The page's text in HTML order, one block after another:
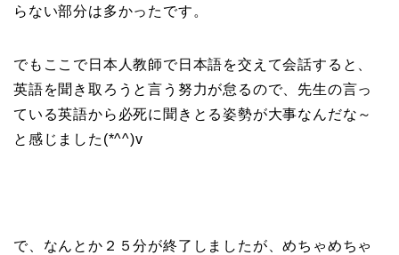
らない部分は多かったです。
でもここで日本人教師で日本語を交えて会話すると、
英語を聞き取ろうと言う努力が怠るので、先生の言っ
ている英語から必死に聞きとる姿勢が大事なんだな～
と感じました(*^^)v
で、なんとか２５分が終了しましたが、めちゃめちゃ